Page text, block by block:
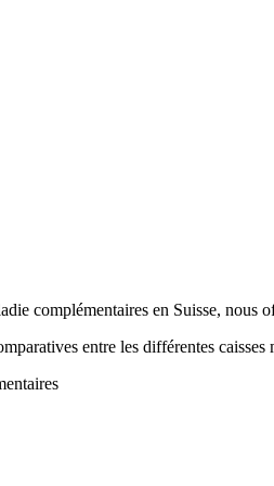
complémentaires en Suisse,
entre les différentes